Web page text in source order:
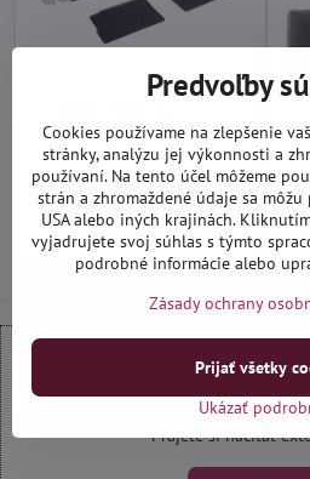
autorohože gumové Rigum
Nie je skladom (na dotaz)
27,90 €
Do košíka
Externý obsah je
Prajete si načítať
Predvoľby
Cookies používame na zlepšenie
stránky, analýzu jej výkonnosti a
používaní. Na tento účel môžeme
strán a zhromaždené údaje sa
USA alebo iných krajinách.
vyjadrujete svoj súhlas s týmto
podrobné informácie alebo
Zásady ochrany
Ukázať
Prijať všetky